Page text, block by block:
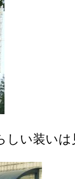
しい装い